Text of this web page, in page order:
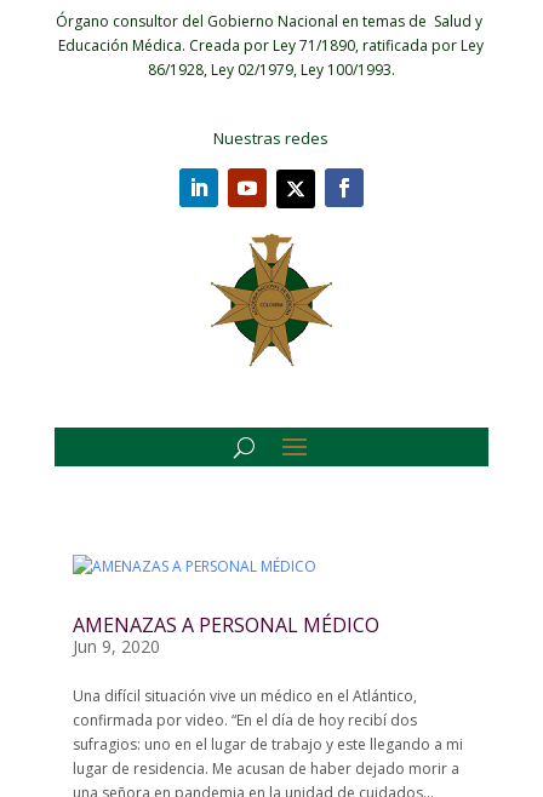
Órgano consultor del Gobierno Nacional en temas de Salud y
Educación Médica. Creada por Ley 71/1890, ratificada por Ley
86/1928, Ley 02/1979, Ley 100/1993.
Nuestras redes
AMENAZAS A PERSONAL MÉDICO
Jun 9, 2020
Una difícil situación vive un médico en el Atlántico,
confirmada por video. “En el día de hoy recibí dos
sufragios: uno en el lugar de trabajo y este llegando a mi
lugar de residencia. Me acusan de haber dejado morir a
una señora en pandemia en la unidad de cuidados...